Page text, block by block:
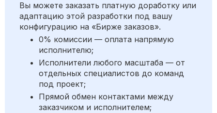
Вы можете заказать платную доработку или
адаптацию этой разработки под вашу
конфигурацию на «Бирже заказов».
0% комиссии — оплата напрямую
исполнителю;
Исполнители любого масштаба — от
отдельных специалистов до команд
под проект;
Прямой обмен контактами между
заказчиком и исполнителем;